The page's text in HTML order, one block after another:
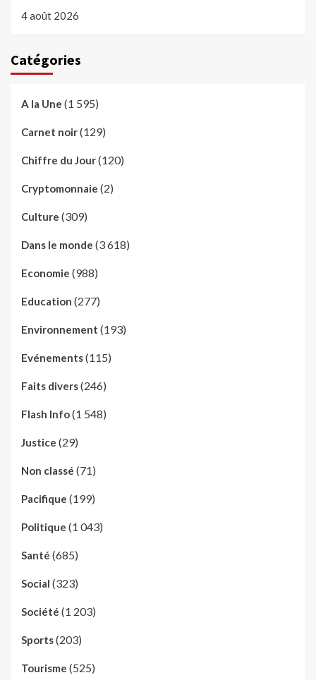
4 août 2026
Catégories
A la Une (1 595)
Carnet noir(129)
Chiffre du Jour(120)
Cryptomonnaie (2)
Culture (309)
Dans le monde (3 618)
Economie (988)
Education (277)
Environnement (193)
Evénements(115)
Faits divers(246)
Flash Info(1 548)
Justice (29)
Non classé (71)
Pacifique (199)
Politique (1 043)
Santé (685)
Social (323)
Société (1 203)
Sports(203)
Tourisme (525)